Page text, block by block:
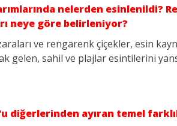
nelerden esinlenildi?
neye göre belirleniyor?
ve rengarenk çiçekler, esin
gelen, sahil ve plajlar esintilerini
diğerlerinden ayıran temel